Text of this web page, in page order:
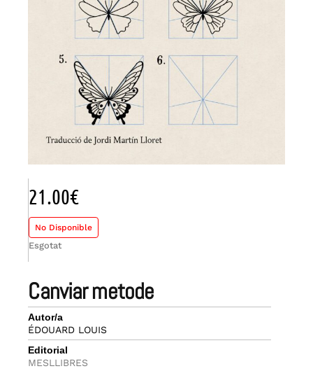
canviar metode
Autor/a
ÉDOUARD LOUIS
Editorial
MESLLIBRES
21.00€
No Disponible
Esgotat